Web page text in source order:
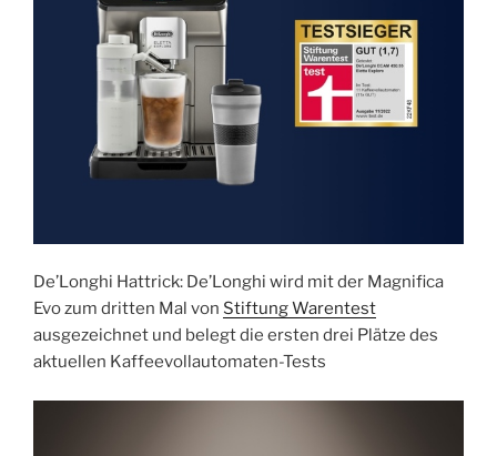
De’Longhi Hattrick: De’Longhi wird mit der Magnifica
Evo zum dritten Mal von Stiftung Warentest
ausgezeichnet und belegt die ersten drei Plätze des
aktuellen Kaffeevollautomaten-Tests